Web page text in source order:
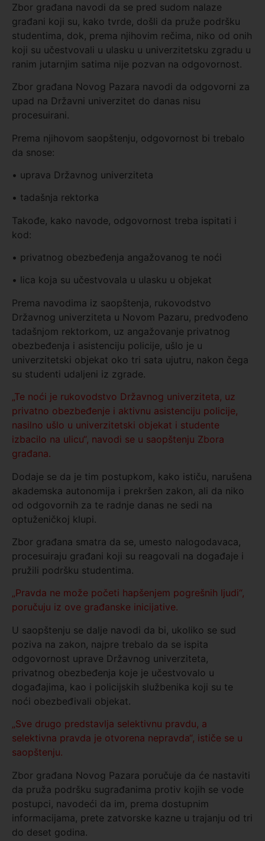
Zbor građana navodi da se pred sudom nalaze
građani koji su, kako tvrde, došli da pruže podršku
studentima, dok, prema njihovim rečima, niko od onih
koji su učestvovali u ulasku u univerzitetsku zgradu u
ranim jutarnjim satima nije pozvan na odgovornost.
Zbor građana Novog Pazara navodi da odgovorni za
upad na Državni univerzitet do danas nisu
procesuirani.
Prema njihovom saopštenju, odgovornost bi trebalo
da snose:
• uprava Državnog univerziteta
• tadašnja rektorka
Takođe, kako navode, odgovornost treba ispitati i
kod:
• privatnog obezbeđenja angažovanog te noći
• lica koja su učestvovala u ulasku u objekat
Prema navodima iz saopštenja, rukovodstvo
Državnog univerziteta u Novom Pazaru, predvođeno
tadašnjom rektorkom, uz angažovanje privatnog
obezbeđenja i asistenciju policije, ušlo je u
univerzitetski objekat oko tri sata ujutru, nakon čega
su studenti udaljeni iz zgrade.
„Te noći je rukovodstvo Državnog univerziteta, uz
privatno obezbeđenje i aktivnu asistenciju policije,
nasilno ušlo u univerzitetski objekat i studente
izbacilo na ulicu“, navodi se u saopštenju Zbora
građana.
Dodaje se da je tim postupkom, kako ističu, narušena
akademska autonomija i prekršen zakon, ali da niko
od odgovornih za te radnje danas ne sedi na
optuženičkoj klupi.
Zbor građana smatra da se, umesto nalogodavaca,
procesuiraju građani koji su reagovali na događaje i
pružili podršku studentima.
„Pravda ne može početi hapšenjem pogrešnih ljudi“,
poručuju iz ove građanske inicijative.
U saopštenju se dalje navodi da bi, ukoliko se sud
poziva na zakon, najpre trebalo da se ispita
odgovornost uprave Državnog univerziteta,
privatnog obezbeđenja koje je učestvovalo u
događajima, kao i policijskih službenika koji su te
noći obezbeđivali objekat.
„Sve drugo predstavlja selektivnu pravdu, a
selektivna pravda je otvorena nepravda“, ističe se u
saopštenju.
Zbor građana Novog Pazara poručuje da će nastaviti
da pruža podršku sugrađanima protiv kojih se vode
postupci, navodeći da im, prema dostupnim
informacijama, prete zatvorske kazne u trajanju od tri
do deset godina.